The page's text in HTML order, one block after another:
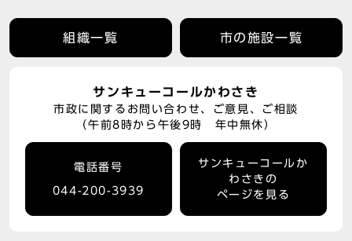
組織一覧 市の施設一覧
サンキューコールかわさき
市政に関するお問い合わせ、ご意見、ご相談
（午前8時から午後9時 年中無休）
電話番号
044-200-3939
サンキューコールか
わさきの
ページを見る